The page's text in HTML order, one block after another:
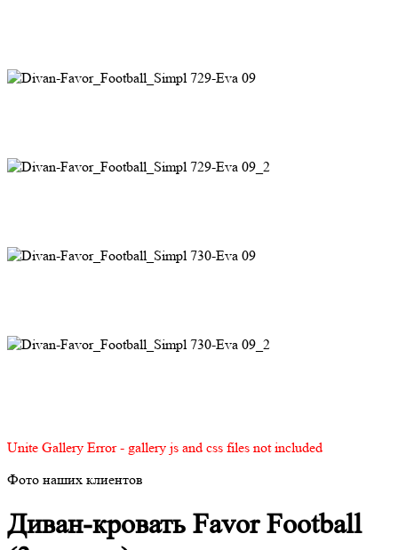
Unite Gallery Error - gallery js and css files not included
Фото наших клиентов
Диван-кровать Favor Football